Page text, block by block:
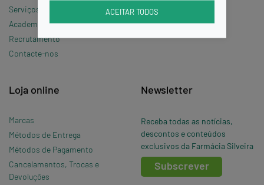
ACEITAR TODOS
Serviços
Academia Silveira
Recrutamento
Contacte-nos
Política de Cookies
Perguntas Frequentes
Loja online
Marcas
Métodos de Entrega
Métodos de Pagamento
Cancelamentos, Trocas e
Devoluções
Newsletter
Receba todas as notícias,
descontos e conteúdos
exclusivos da Farmácia Silveira
Subscrever